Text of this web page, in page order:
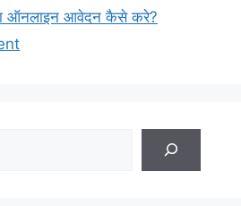
का ऑनलाइन आवेदन कैसे करे?